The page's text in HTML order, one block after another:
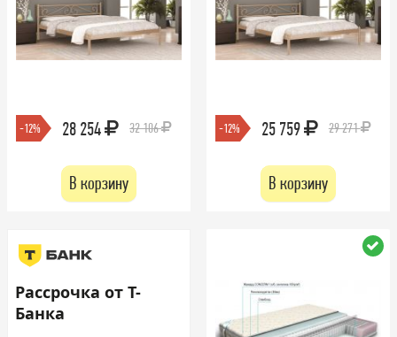
-12% 28 254 32 106
В корзину
-12% 25 759 29 271
В корзину
Рассрочка от Т-
Банка